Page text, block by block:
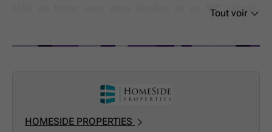
salle de bains avec deux lavabos et un WC séparé.
Tout voir
HOMESIDE PROPERTIES